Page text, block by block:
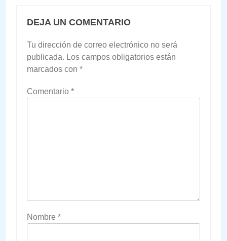
DEJA UN COMENTARIO
Tu dirección de correo electrónico no será
publicada. Los campos obligatorios están
marcados con *
Comentario *
Nombre *